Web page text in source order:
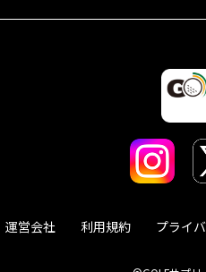
運営会社 利用規約 プライ